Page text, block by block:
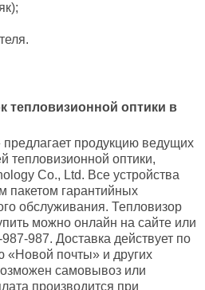
тепловизионной оптики в
продукцию ведущих
тепловизионной оптики,
Co., Ltd. Все устройства
пакетом гарантийных
обслуживания. Тепловизор
можно онлайн на сайте или
987. Доставка действует по
«Новой почты» и других
самовывоз или
производится при